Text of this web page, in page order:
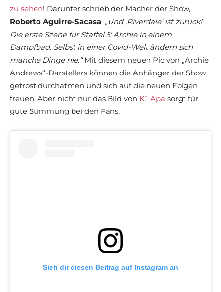
zu sehen! Darunter schrieb der Macher der Show,
Roberto Aguirre-Sacasa: „Und ‚Riverdale‘ ist zurück!
Die erste Szene für Staffel 5: Archie in einem
Dampfbad. Selbst in einer Covid-Welt ändern sich
manche Dinge nie.“Mit diesem neuen Pic von „Archie
Andrews“-Darstellers können die Anhänger der Show
getrost durchatmen und sich auf die neuen Folgen
freuen. Aber nicht nur das Bild von KJ Apa sorgt für
gute Stimmung bei den Fans.
Sieh dir diesen Beitrag auf Instagram an